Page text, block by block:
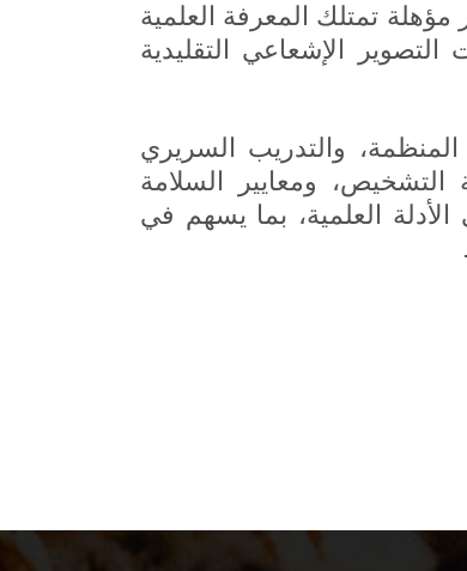
تمتلك المعرفة العلمية
الإشعاعي التقليدية
والتدريب السريري
ومعايير السلامة
العلمية، بما يسهم في